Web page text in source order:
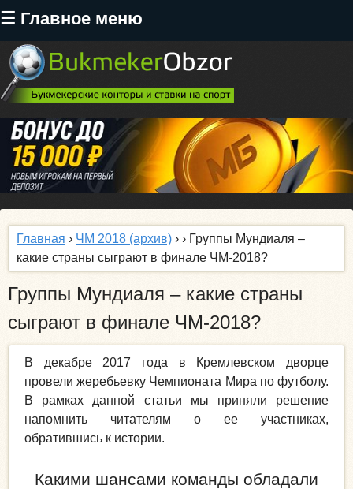
☰ Главное меню
Перейти
основному
содержанию
Главная › ЧМ 2018 (архив) › › Группы Мундиаля –
какие страны сыграют в финале ЧМ-2018?
Группы Мундиаля – какие страны
сыграют в финале ЧМ-2018?
В декабре 2017 года в Кремлевском дворце
провели жеребьевку Чемпионата Мира по футболу.
В рамках данной статьи мы приняли решение
напомнить читателям о ее участниках,
обратившись к истории.
Какими шансами команды обладали